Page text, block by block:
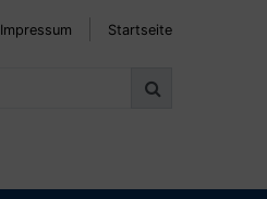
Impressum Startseite